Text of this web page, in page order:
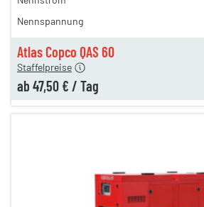
Atlas Copco QAS 60
60,50 €
55,00 €
Staffelpreise
ab 47,50 € / Tag
Nennspannung